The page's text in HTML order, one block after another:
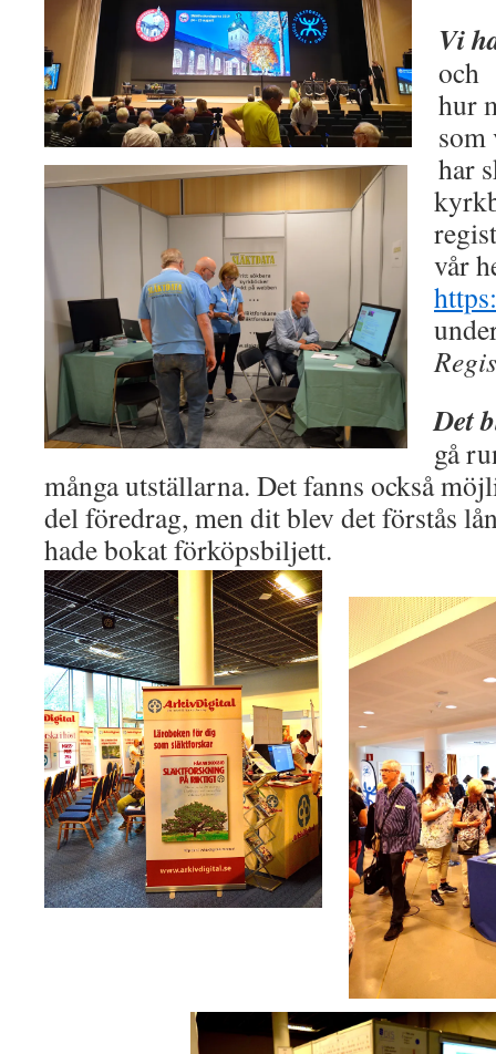
Vi
och
hur
som
har
vår
Det
gå
många utställarna. Det fanns också
del föredrag, men dit blev det förstås
hade bokat förköpsbiljett.